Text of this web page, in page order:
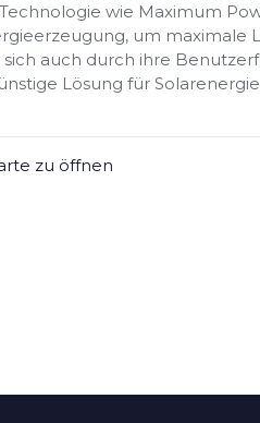
wie Maximum
um maximale
auch durch ihre
Lösung für
zu öffnen